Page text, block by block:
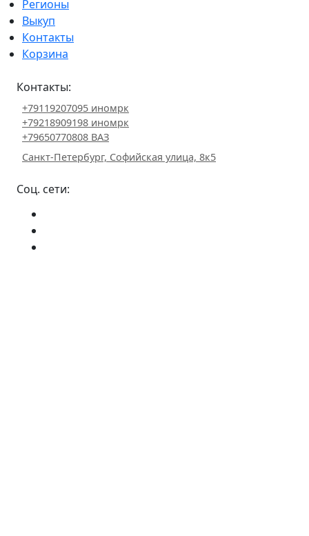
Регионы
Выкуп
Контакты
Корзина
Контакты:
+79119207095 иномрк
+79218909198 иномрк
+79650770808 ВАЗ
Санкт-Петербург, Софийская улица, 8к5
Соц. сети: